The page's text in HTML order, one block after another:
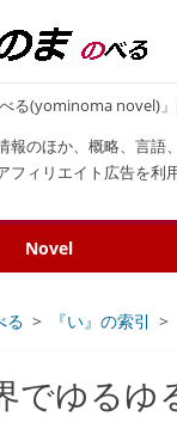
べる(yominoma novel)
報のほか、概略、言語
ィリエイト広告を利
Novel
る 『い』の索引
でゆるゆ